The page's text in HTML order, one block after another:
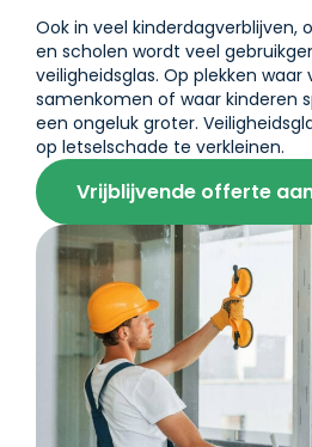
Ook in veel kinderdagverblijven,
en scholen wordt veel
veiligheidsglas. Op plekken waar
samenkomen of waar kinderen
een ongeluk groter.
op letselschade te verkleinen.
Vrijblijvende offerte